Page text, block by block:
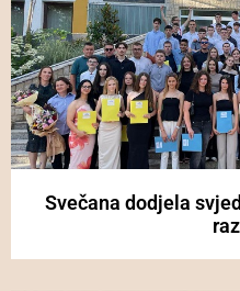
Svečana dodjela